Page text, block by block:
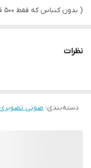
دارای 2 پورت usb قوی جهت شارژ کردن موبایل و پخش موسیقی
نظرات
دسته‌بندی: صوتی